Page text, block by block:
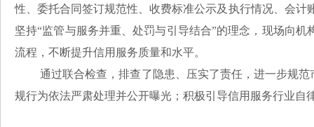
性、委托合同签订规范性、收费标准公示及执行情况、会
坚持“监管与服务并重、处罚与引导结合”的理念，现场向
流程，不断提升信用服务质量和水平。
通过联合检查，排查了隐患、压实了责任，进一步规
规行为依法严肃处理并公开曝光；积极引导信用服务行业